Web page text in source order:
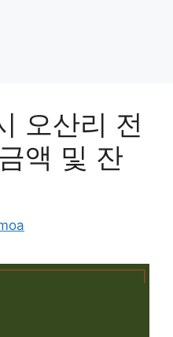
오산리 전
액 및 잔